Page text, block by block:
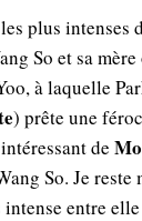
plus intenses
So et sa
à laquelle
) prête une
de
So. Je reste
entre